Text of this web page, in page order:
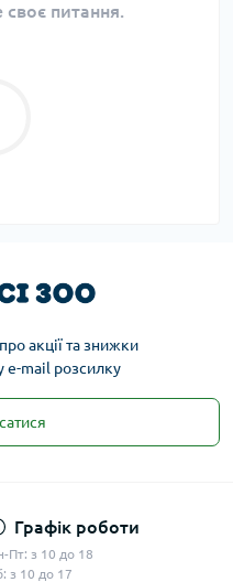
питання.
акції та знижки
e-mail розсилку
Графік роботи
Пт: з 10 до 18
з 10 до 17